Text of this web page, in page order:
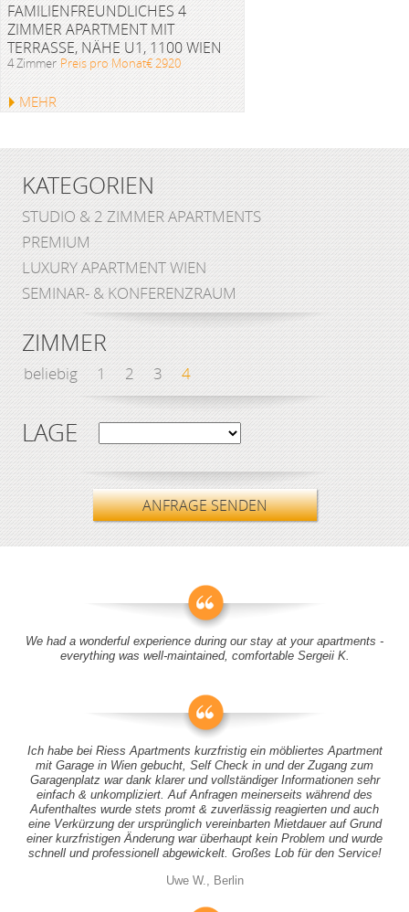
FAMILIENFREUNDLICHES 4
ZIMMER APARTMENT MIT
TERRASSE, NÄHE U1, 1100 WIEN
4 Zimmer Preis pro Monat€ 2920
MEHR
KATEGORIEN
STUDIO & 2 ZIMMER APARTMENTS
PREMIUM
LUXURY APARTMENT WIEN
SEMINAR- & KONFERENZRAUM
ZIMMER
beliebig 1 2 3 4
LAGE
ANFRAGE SENDEN
We had a wonderful experience during our stay at your apartments -
everything was well-maintained, comfortable Sergeii K.
Ich habe bei Riess Apartments kurzfristig ein möbliertes Apartment
mit Garage in Wien gebucht, Self Check in und der Zugang zum
Garagenplatz war dank klarer und vollständiger Informationen sehr
einfach & unkompliziert. Auf Anfragen meinerseits während des
Aufenthaltes wurde stets promt & zuverlässig reagierten und auch
eine Verkürzung der ursprünglich vereinbarten Mietdauer auf Grund
einer kurzfristigen Änderung war überhaupt kein Problem und wurde
schnell und professionell abgewickelt. Großes Lob für den Service!
Uwe W., Berlin